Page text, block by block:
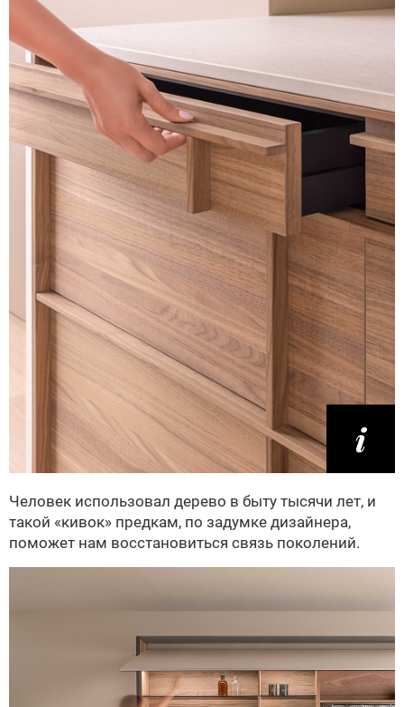
Человек использовал дерево в быту тысячи лет, и
такой «кивок» предкам, по задумке дизайнера,
поможет нам восстановиться связь поколений.